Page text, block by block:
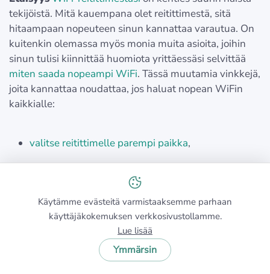
tekijöistä. Mitä kauempana olet reitittimestä, sitä
hitaampaan nopeuteen sinun kannattaa varautua. On
kuitenkin olemassa myös monia muita asioita, joihin
sinun tulisi kiinnittää huomiota yrittäessäsi selvittää
miten saada nopeampi WiFi. Tässä muutamia vinkkejä,
joita kannattaa noudattaa, jos haluat nopean WiFin
kaikkialle:
valitse reitittimelle parempi paikka,
siirry lähemmäs reititintä,
hankiWiFi-toistin,
vaihda reititin tehokkaampaan malliin.
Käytämme evästeitä varmistaaksemme parhaan
käyttäjäkokemuksen verkkosivustollamme.
Lue lisää
Ymmärsin